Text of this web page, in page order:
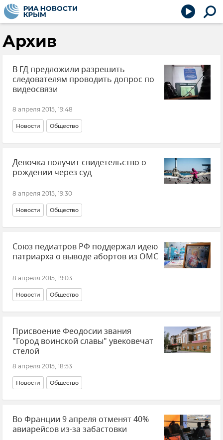
Архив
В ГД предложили разрешить
следователям проводить допрос по
видеосвязи
8 апреля 2015, 19:48
Новости Общество
Девочка получит свидетельство о
рождении через суд
8 апреля 2015, 19:30
Новости Общество
Союз педиатров РФ поддержал идею
патриарха о выводе абортов из ОМС
8 апреля 2015, 19:03
Новости Общество
Присвоение Феодосии звания
"Город воинской славы" увековечат
стелой
8 апреля 2015, 18:53
Новости Общество
Во Франции 9 апреля отменят 40%
авиарейсов из-за забастовки